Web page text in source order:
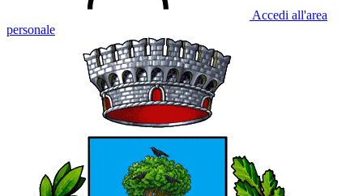
Accedi all'area
personale